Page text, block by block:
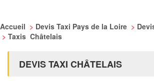
Accueil > Devis Taxi Pays de la Loire >
> Taxis Châtelais
DEVIS TAXI CHÂTELAIS